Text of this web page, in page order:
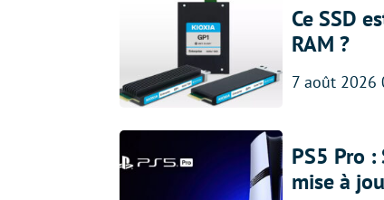
Ce SSD
RAM ?
7 août 2026
PS5 Pro
mise à